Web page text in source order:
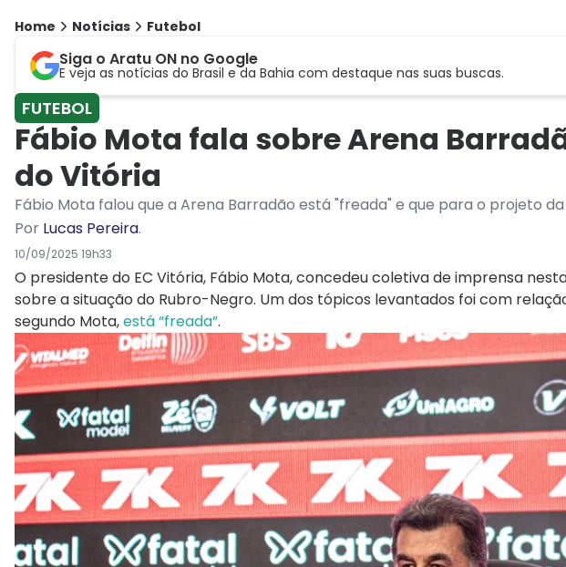
Home Notícias Futebol
Siga o Aratu ON no Google
E veja as notícias do Brasil e da Bahia com destaque nas suas buscas.
FUTEBOL
Fábio Mota fala sobre Arena
do Vitória
Fábio Mota falou que a Arena Barradão está "freada" e que para o projeto
Por Lucas Pereira.
10/09/2025 19h33
O presidente do EC Vitória, Fábio Mota, concedeu coletiva de imprensa
sobre a situação do Rubro-Negro. Um dos tópicos levantados foi com
segundo Mota,está “freada”.